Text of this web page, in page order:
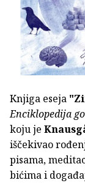
Knjiga eseja
Enciklopedija
koju je
iščekivao
pisama,
bićima i